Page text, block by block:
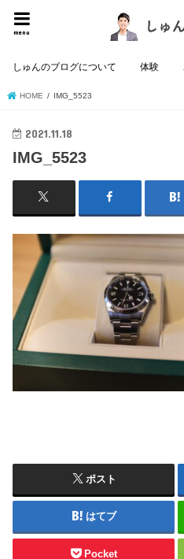
menu
しゅんのブログについて 体験
HOME IMG_5523
2021.11.18
IMG_5523
ポスト
はてブ
Pocket